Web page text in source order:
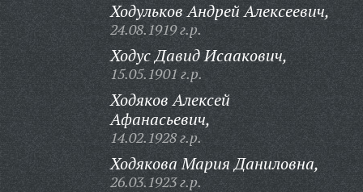
Ходульков Андрей Алексеевич,
24.08.1919 г.р.
Ходус Давид Исаакович,
15.05.1901 г.р.
Ходяков Алексей
Афанасьевич,
14.02.1928 г.р.
Ходякова Мария Даниловна,
26.03.1923 г.р.